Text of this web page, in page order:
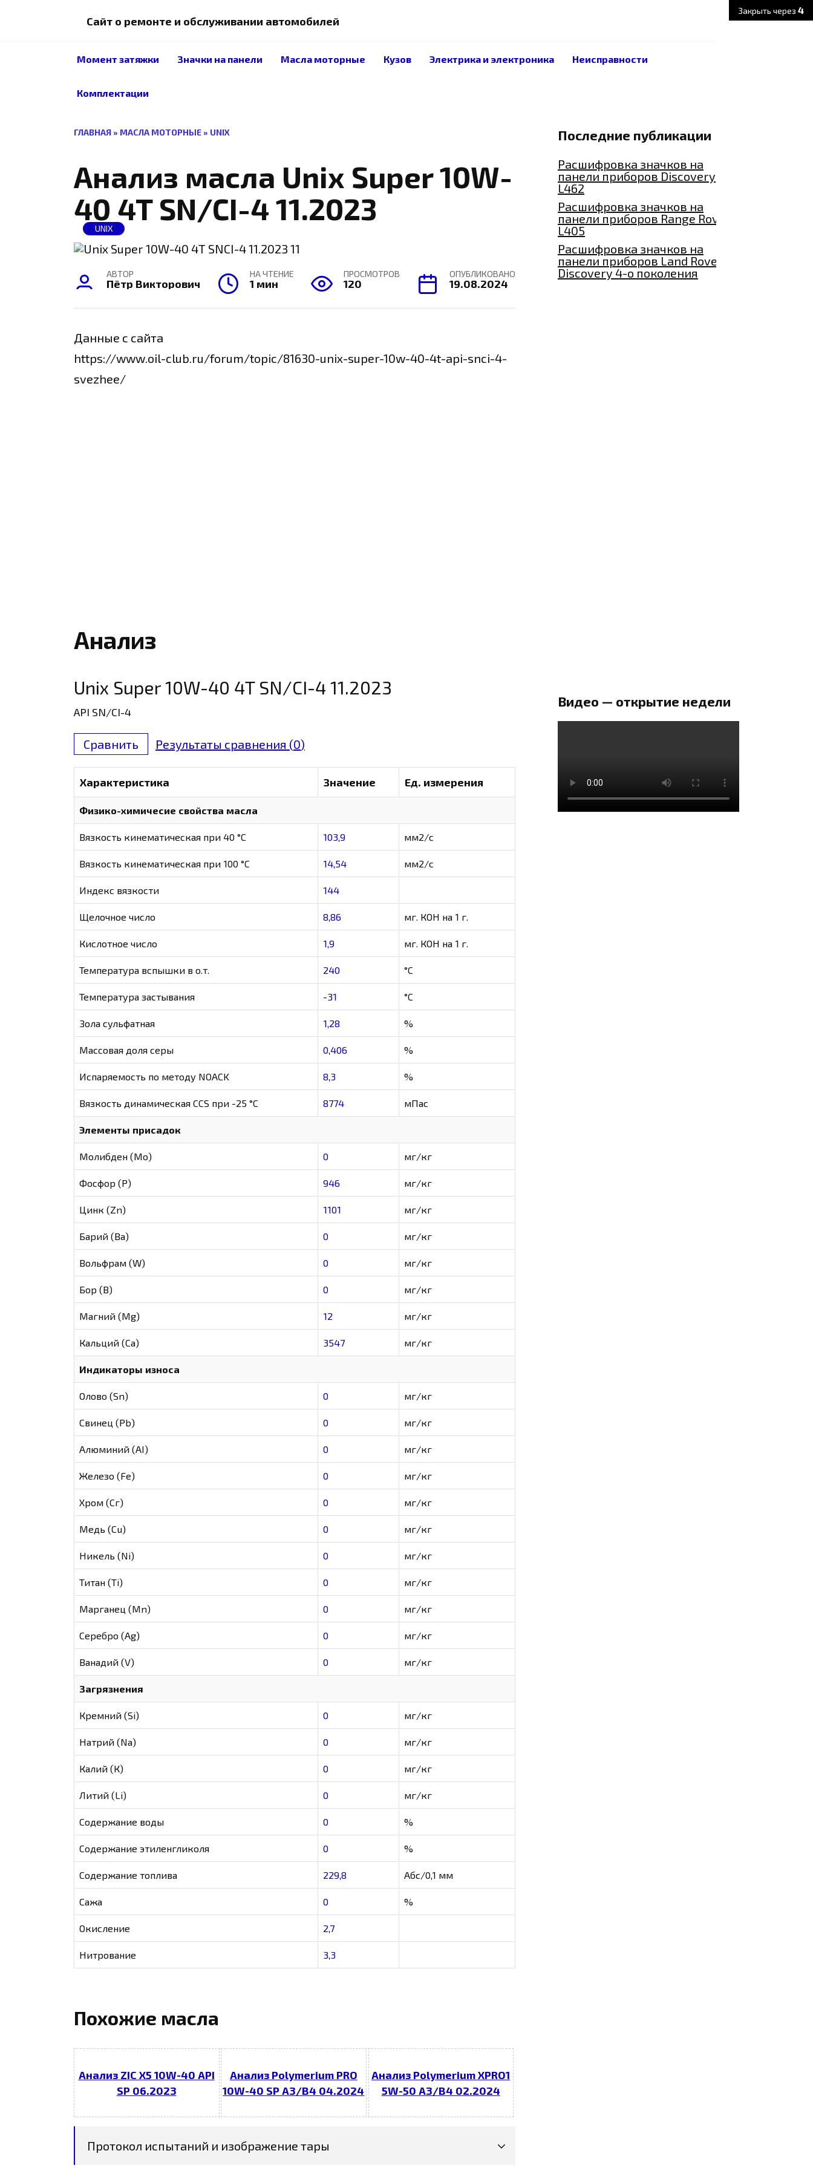
Закрыть через3
Сайт о ремонте и обслуживании автомобилей
Момент затяжки Значки на панели Масла моторные Кузов Электрика и электроника Неисправности
Комплектации
ГЛАВНАЯ » МАСЛА МОТОРНЫЕ » UNIX
Анализ масла Unix Super 10W-
40 4T SN/CI-4 11.2023
UNIX
АВТОР
Пётр Викторович
НА ЧТЕНИЕ
1 мин
ПРОСМОТРОВ
120
ОПУБЛИКОВАНО
19.08.2024
Данные с сайта
https://www.oil-club.ru/forum/topic/81630-unix-super-10w-40-4t-api-snci-4-
svezhee/
Анализ
Unix Super 10W-40 4T SN/CI-4 11.2023
API SN/CI-4
Сравнить Результаты сравнения (0)
Характеристика Значение Ед. измерения
Физико-химичесие свойства масла
Вязкость кинематическая при 40 °С 103,9 мм2/с
Вязкость кинематическая при 100 °С 14,54 мм2/с
Индекс вязкости 144
Щелочное число 8,86 мг. КОН на 1 г.
Кислотное число 1,9 мг. КОН на 1 г.
Температура вспышки в о.т. 240 °C
Температура застывания -31 °C
Зола сульфатная 1,28 %
Массовая доля серы 0,406 %
Испаряемость по методу NOACK 8,3 %
Вязкость динамическая CCS при -25 °С 8774 мПас
Элементы присадок
Молибден (Мо) 0 мг/кг
Фосфор (Р) 946 мг/кг
Цинк (Zn) 1101 мг/кг
Барий (Ва) 0 мг/кг
Вольфрам (W) 0 мг/кг
Бор (В) 0 мг/кг
Магний (Mg) 12 мг/кг
Кальций (Са) 3547 мг/кг
Индикаторы износа
Олово (Sn) 0 мг/кг
Свинец (Pb) 0 мг/кг
Алюминий (AI) 0 мг/кг
Железо (Fe) 0 мг/кг
Хром (Сг) 0 мг/кг
Медь (Cu) 0 мг/кг
Никель (Ni) 0 мг/кг
Титан (Ti) 0 мг/кг
Марганец (Mn) 0 мг/кг
Серебро (Ag) 0 мг/кг
Ванадий (V) 0 мг/кг
Загрязнения
Кремний (Si) 0 мг/кг
Натрий (Na) 0 мг/кг
Калий (К) 0 мг/кг
Литий (Li) 0 мг/кг
Содержание воды 0 %
Содержание этиленгликоля 0 %
Содержание топлива 229,8 Абс/0,1 мм
Сажа 0 %
Окисление 2,7
Нитрование 3,3
Похожие масла
Анализ ZIC X5 10W-40 API
SP 06.2023
Анализ Polymerium PRO
10W-40 SP А3/В4 04.2024
Анализ Polymerium XPRO1
5W-50 A3/B4 02.2024
Протокол испытаний и изображение тары
Последние публикации
Расшифровка значков на
панели приборов Discovery
L462
Расшифровка значков на
панели приборов Range Rover
L405
Расшифровка значков на
панели приборов Land Rover
Discovery 4-о поколения
Видео — открытие недели